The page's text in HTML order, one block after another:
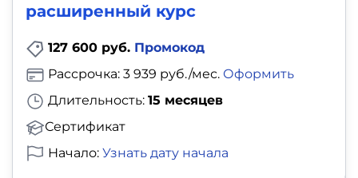
расширенный курс
127 600 руб. Промокод
Длительность: 15 месяцев
Сертификат
Рассрочка: 3 939 руб./мес. Оформить
Начало: Узнать дату начала